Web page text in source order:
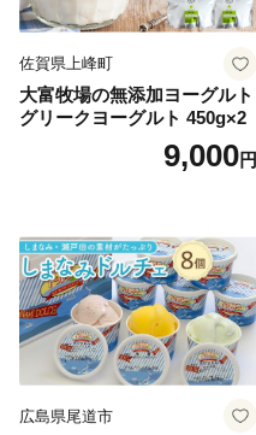
佐賀県上峰町
大富牧場の無添加ヨーグルト
グリークヨーグルト 450g×2
9,000円
広島県尾道市